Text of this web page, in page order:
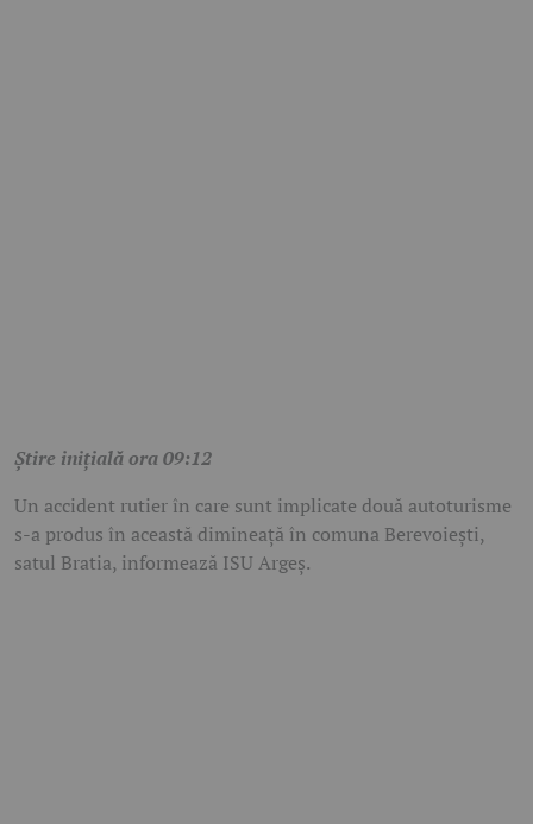
Știre inițială ora 09:12
Un accident rutier în care sunt implicate două autoturisme
s-a produs în această dimineață în comuna Berevoiești,
satul Bratia, informează ISU Argeș.